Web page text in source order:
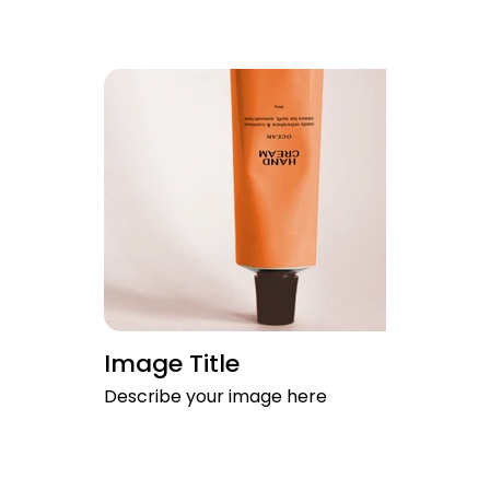
Image Title
Describe your image here